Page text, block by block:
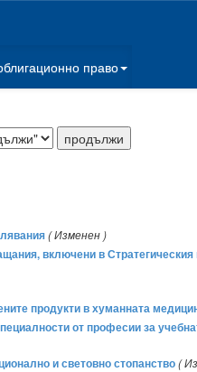
право
( Изменен )
включени в
продукти в хуманната
от професии за
и световно стопанство(